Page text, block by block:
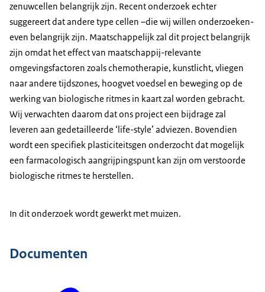
zenuwcellen belangrijk zijn. Recent onderzoek echter
suggereert dat andere type cellen –die wij willen onderzoeken-
even belangrijk zijn. Maatschappelijk zal dit project belangrijk
zijn omdat het effect van maatschappij-relevante
omgevingsfactoren zoals chemotherapie, kunstlicht, vliegen
naar andere tijdszones, hoogvet voedsel en beweging op de
werking van biologische ritmes in kaart zal worden gebracht.
Wij verwachten daarom dat ons project een bijdrage zal
leveren aan gedetailleerde ‘life-style’ adviezen. Bovendien
wordt een specifiek plasticiteitsgen onderzocht dat mogelijk
een farmacologisch aangrijpingspunt kan zijn om verstoorde
biologische ritmes te herstellen.
In dit onderzoek wordt gewerkt met muizen.
Documenten